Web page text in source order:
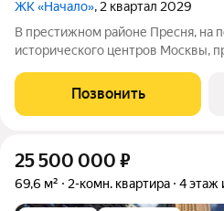
ЖК «Начало», 2 квартал 2029
В престижном районе Пресня, на
исторического центров Москвы,
находится на 8 этаже 24-
жилом комплексе «Начало» от
Позвонить
25 500 000 ₽
69,6 м² 2-комн. квартира 4 этаж